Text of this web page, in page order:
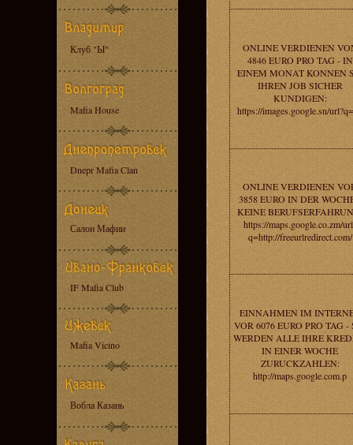
Клуб "Ы"
Mafia House
Dnepr Mafia Clan
Салон Мафии
IF Mafia Club
Mafia Vicino
Вобла Казань
ONLINE VERDIENEN
4846 EURO PRO TAG - IN
EINEM MONAT KONNEN
IHREN JOB SICHER
KUNDIGEN:
https://images.google.sn/
ONLINE VERDIENEN
3858 EURO IN DER
KEINE
https://maps.google.co.zm/
q=http://freeurlredirect.com/
EINNAHMEN IM
VOR 6076 EURO PRO TAG -
WERDEN ALLE IHRE
IN EINER WOCHE
ZURUCKZAHLEN:
http://maps.google.com.p